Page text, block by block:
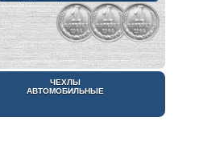
ЧЕХЛЫ
АВТОМОБИЛЬНЫЕ